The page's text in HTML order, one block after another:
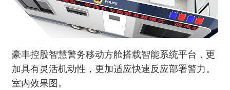
豪丰控股智慧警务移动方舱搭载智能系统平台，更
加具有灵活机动性，更加适应快速反应部署警力。
室内效果图。